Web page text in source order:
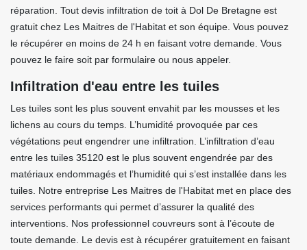
réparation. Tout devis infiltration de toit à Dol De Bretagne est
gratuit chez Les Maitres de l'Habitat et son équipe. Vous pouvez
le récupérer en moins de 24 h en faisant votre demande. Vous
pouvez le faire soit par formulaire ou nous appeler.
Infiltration d'eau entre les tuiles
Les tuiles sont les plus souvent envahit par les mousses et les
lichens au cours du temps. L’humidité provoquée par ces
végétations peut engendrer une infiltration. L’infiltration d’eau
entre les tuiles 35120 est le plus souvent engendrée par des
matériaux endommagés et l’humidité qui s’est installée dans les
tuiles. Notre entreprise Les Maitres de l'Habitat met en place des
services performants qui permet d’assurer la qualité des
interventions. Nos professionnel couvreurs sont à l’écoute de
toute demande. Le devis est à récupérer gratuitement en faisant